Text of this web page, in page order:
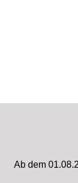
Ab dem